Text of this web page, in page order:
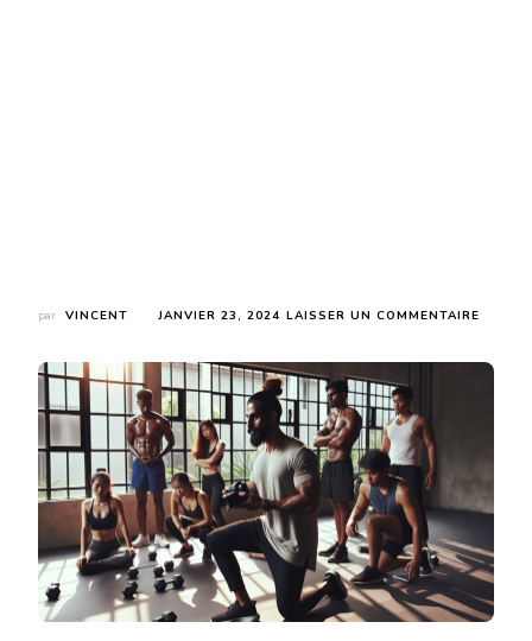
par VINCENT JANVIER 23, 2024 LAISSER UN COMMENTAIRE